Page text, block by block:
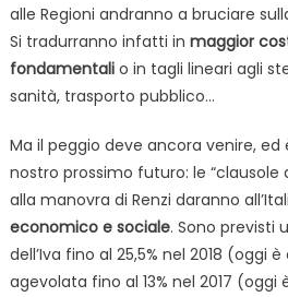
alle Regioni andranno a bruciare
Si tradurranno infatti in maggior
fondamentalio in tagli lineari agli
sanità, trasporto pubblico…
Ma il peggio deve ancora venire,
nostro prossimo futuro: le “clausole
alla manovra di Renzi daranno
economico e sociale. Sono previsti
dell’Iva fino al 25,5% nel 2018 (oggi è
agevolata fino al 13% nel 2017 (oggi